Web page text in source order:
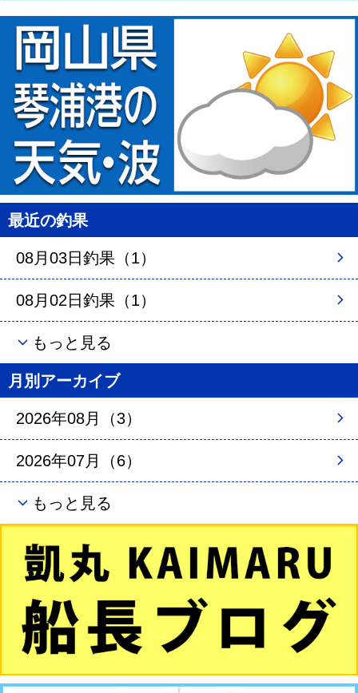
最近の釣果
08月03日釣果（1）
08月02日釣果（1）
もっと見る
月別アーカイブ
2026年08月（3）
2026年07月（6）
もっと見る